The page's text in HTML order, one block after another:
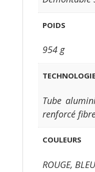
POIDS
954 g
TECHNOLOGIE
Tube
renforcé
COULEURS
ROUGE, BLEU